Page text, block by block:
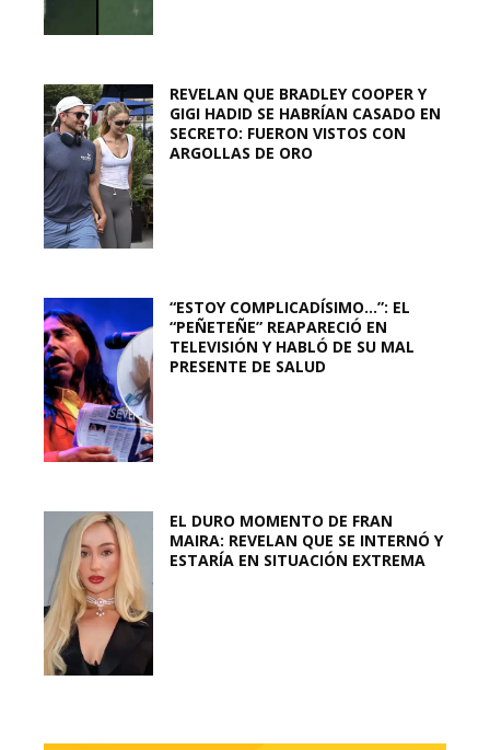
REVELAN QUE BRADLEY COOPER Y
GIGI HADID SE HABRÍAN CASADO EN
SECRETO: FUERON VISTOS CON
ARGOLLAS DE ORO
“ESTOY COMPLICADÍSIMO…”: EL
“PEÑETEÑE” REAPARECIÓ EN
TELEVISIÓN Y HABLÓ DE SU MAL
PRESENTE DE SALUD
EL DURO MOMENTO DE FRAN
MAIRA: REVELAN QUE SE INTERNÓ Y
ESTARÍA EN SITUACIÓN EXTREMA